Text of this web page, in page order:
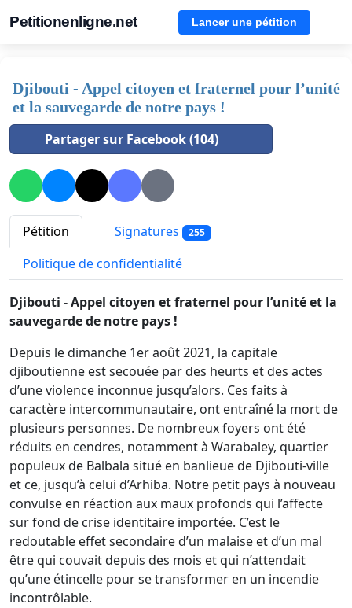
Petitionenligne.net Lancer une pétition
Djibouti - Appel citoyen et fraternel pour l’unité
et la sauvegarde de notre pays !
Partager sur Facebook (104)
Pétition Signatures 255
Politique de confidentialité
Djibouti - Appel citoyen et fraternel pour l’unité et la
sauvegarde de notre pays !
Depuis le dimanche 1er août 2021, la capitale
djiboutienne est secouée par des heurts et des actes
d’une violence inconnue jusqu’alors. Ces faits à
caractère intercommunautaire, ont entraîné la mort de
plusieurs personnes. De nombreux foyers ont été
réduits en cendres, notamment à Warabaley, quartier
populeux de Balbala situé en banlieue de Djibouti-ville
et ce, jusqu’à celui d’Arhiba. Notre petit pays à nouveau
convulse en réaction aux maux profonds qui l’affecte
sur fond de crise identitaire importée. C’est le
redoutable effet secondaire d’un malaise et d’un mal
être qui couvait depuis des mois et qui n’attendait
qu’une étincelle pour se transformer en un incendie
incontrôlable.